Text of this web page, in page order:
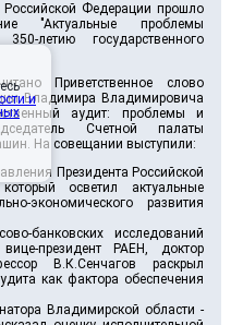
Федерации прошло
"Актуальные проблемы
летию государственного
Приветственное слово
Владимира Владимировича
аудит: проблемы и
Счетной палаты
На совещании выступили:
Президента Российской
осветил актуальные
экономического развития
банковских исследований
президент РАЕН, доктор
В.К.Сенчагов раскрыл
как фактора обеспечения
Владимирской области -
и